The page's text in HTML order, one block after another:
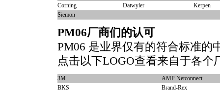
Corning
Datwyler
Kerpen
Siemon
PM06厂商们的认可
PM06 是业界仅有的符合标准的
点击以下LOGO查看来自于各个
3M
AMP Netconnect
BKS
Brand-Rex